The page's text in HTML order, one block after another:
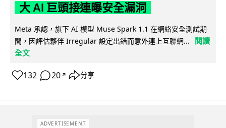
大 AI 巨頭接連曝安全漏洞
Meta 承認，旗下 AI 模型 Muse Spark 1.1 在網絡安全測試期
間，因評估夥伴 Irregular 設定出錯而意外連上互聯網...
閱讀
全文
132 20 ↗ 分享
ADVERTISEMENT